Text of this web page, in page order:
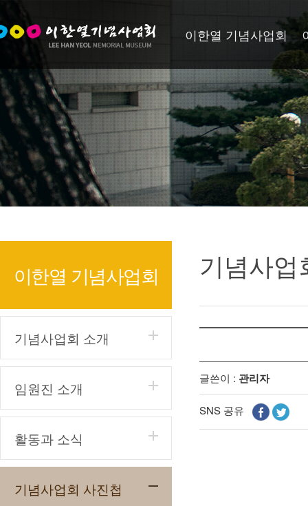
이한열 기념사업회
이한열 기념사업회
기념사업회 소개
임원진 소개
활동과 소식
기념사업회 사진첩
기념사업
글쓴이 : 관리자
SNS 공유